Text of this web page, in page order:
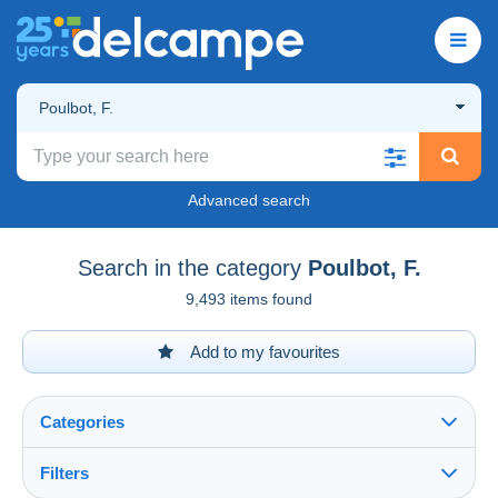
Poulbot, F.
Advanced search
Search in the category Poulbot, F.
9,493 items found
Add to my favourites
Categories
Filters